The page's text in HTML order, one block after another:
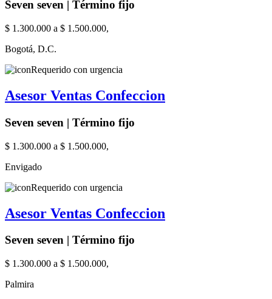
Seven seven | Término fijo
$ 1.300.000 a $ 1.500.000,
Bogotá, D.C.
Requerido con urgencia
Asesor Ventas Confeccion
Seven seven | Término fijo
$ 1.300.000 a $ 1.500.000,
Envigado
Requerido con urgencia
Asesor Ventas Confeccion
Seven seven | Término fijo
$ 1.300.000 a $ 1.500.000,
Palmira